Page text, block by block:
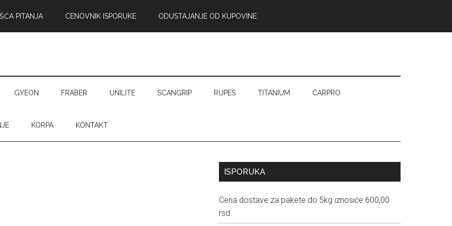
PITANJA CENOVNIK ISPORUKE ODUSTAJANJE OD KUPOVINE
GYEON FRABER UNILITE SCANGRIP RUPES TITANIUM CARPRO
KORPA KONTAKT
Primary
ISPORUKA
Cena dostave za pakete do 5kg iznosiće 600,00
rsd.